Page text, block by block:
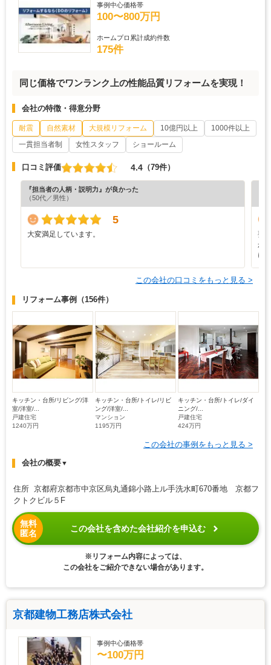
事例中心価格帯
100〜800万円
ホームプロ累計成約件数
175件
同じ価格でワンランク上の性能品質リフォームを実現！
会社の特徴・得意分野
耐震 自然素材 大規模リフォーム 10億円以上
1000件以上
一貫担当者制
女性スタッフ ショールーム
口コミ評価 4.4 （79件）
『担当者の人柄・説明力』が良かった
（50代／男性）
5
大変満足しています。
要
か
に
この会社の口コミをもっと見る >
リフォーム事例 （156件）
キッチン・台所/リビング/洋
室/洋室/...
戸建住宅
1240万円
キッチン・台所/トイレ/リビ
ング/洋室/...
マンション
1195万円
キッチン・台所/トイレ/ダイ
ニング/...
戸建住宅
424万円
この会社の事例をもっと見る >
会社の概要▼
住所 京都府京都市中京区烏丸通錦小路上ル手洗水町670番地 京都フ
クトクビル５F
無料
匿名
この会社を含めた会社紹介を申込む
※リフォーム内容によっては、
この会社をご紹介できない場合があります。
京都建物工務店株式会社
事例中心価格帯
〜100万円